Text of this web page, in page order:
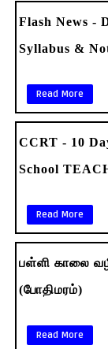
Flash News -
Syllabus &
Read More
CCRT - 10
School
Read More
பள்ளி காலை
(போதிமரம்)
Read More